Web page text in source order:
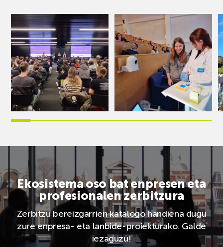
Ekosistema oso bat enpresen eta
profesionalen zerbitzura
Zerbitzu bereizgarrien katalogo handiena dugu
zure enpresa- eta lanbide-proiekturako. Galde
iezaguzu!